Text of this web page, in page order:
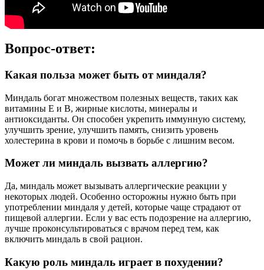
Вопрос-ответ:
Какая польза может быть от миндаля?
Миндаль богат множеством полезных веществ, таких как
витамины Е и В, жирные кислоты, минералы и
антиоксиданты. Он способен укрепить иммунную систему,
улучшить зрение, улучшить память, снизить уровень
холестерина в крови и помочь в борьбе с лишним весом.
Может ли миндаль вызвать аллергию?
Да, миндаль может вызывать аллергические реакции у
некоторых людей. Особенно осторожны нужно быть при
употреблении миндаля у детей, которые чаще страдают от
пищевой аллергии. Если у вас есть подозрение на аллергию,
лучше проконсультироваться с врачом перед тем, как
включить миндаль в свой рацион.
Какую роль миндаль играет в похудении?